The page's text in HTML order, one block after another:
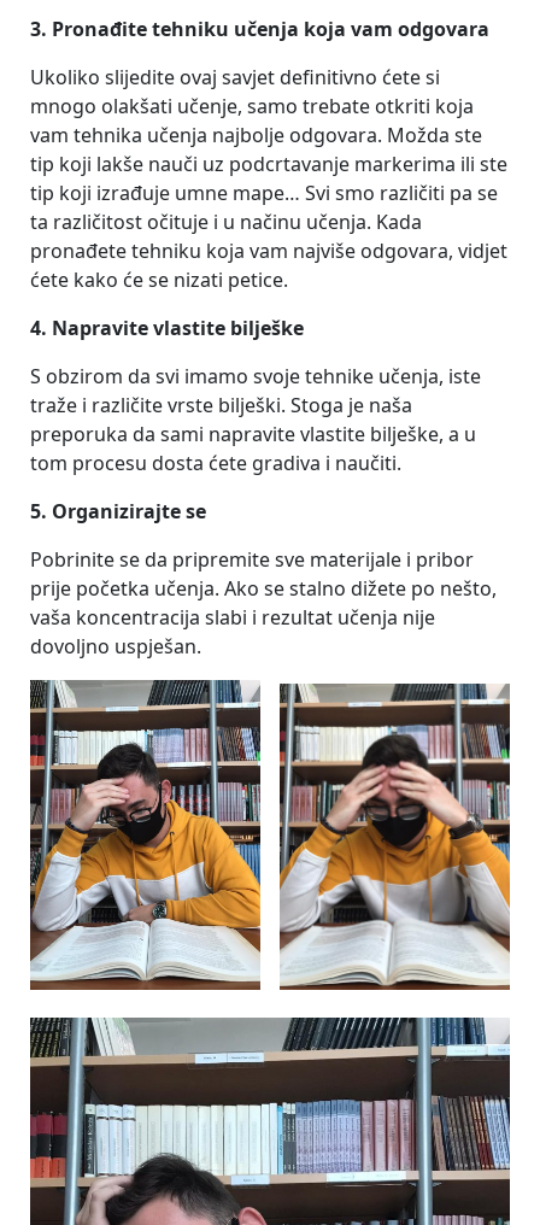
3. Pronađite tehniku učenja koja vam odgovara
Ukoliko slijedite ovaj savjet definitivno ćete si
mnogo olakšati učenje, samo trebate otkriti koja
vam tehnika učenja najbolje odgovara. Možda ste
tip koji lakše nauči uz podcrtavanje markerima ili ste
tip koji izrađuje umne mape… Svi smo različiti pa se
ta različitost očituje i u načinu učenja. Kada
pronađete tehniku koja vam najviše odgovara, vidjet
ćete kako će se nizati petice.
4. Napravite vlastite bilješke
S obzirom da svi imamo svoje tehnike učenja, iste
traže i različite vrste bilješki. Stoga je naša
preporuka da sami napravite vlastite bilješke, a u
tom procesu dosta ćete gradiva i naučiti.
5. Organizirajte se
Pobrinite se da pripremite sve materijale i pribor
prije početka učenja. Ako se stalno dižete po nešto,
vaša koncentracija slabi i rezultat učenja nije
dovoljno uspješan.